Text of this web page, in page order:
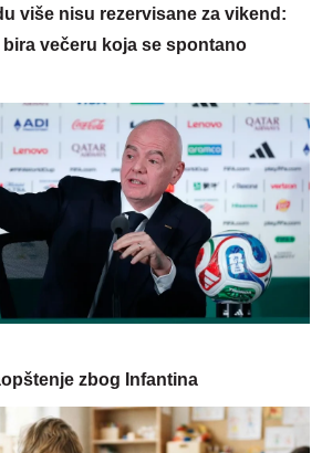
više nisu rezervisane za vikend:
večeru koja se spontano
zbog Infantina